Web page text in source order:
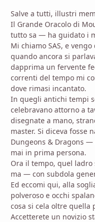
Salve a tutti, illustri
Il Grande Oracolo di
tutto sa — ha guidato i
Mi chiamo SAS, e
quando ancora si
dapprima un fervente
correnti del tempo mi
dove rimasi incantato.
In quegli antichi tempi
celebravano attorno a
disegnate a mano,
master. Si diceva fosse
Dungeons & Dragons
mai in prima persona.
Ora il tempo, quel
ma — con subdola
Ed eccomi qui, alla
polveroso e occhi
cosa si cela oltre quella
Accetterete un novizio